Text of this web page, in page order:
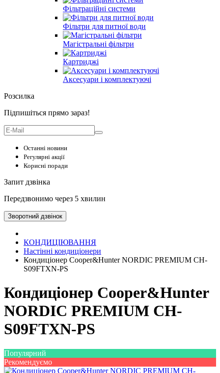
Фільтраційні системи
Фільтри для питної води
Магістральні фільтри
Картриджі
Аксесуари і комплектуючі
Розсилка
Підпишіться прямо зараз!
Останні новини
Регулярні акції
Корисні поради
Запит дзвінка
Передзвонимо через 5 хвилин
Зворотний дзвінок
КОНДИЦІЮВАННЯ
Настінні кондиціонери
Кондиціонер Cooper&Hunter NORDIC PREMIUM CH-
S09FTXN-PS
Кондиціонер Cooper&Hunter
NORDIC PREMIUM CH-
S09FTXN-PS
Популярний
Рекомендуємо